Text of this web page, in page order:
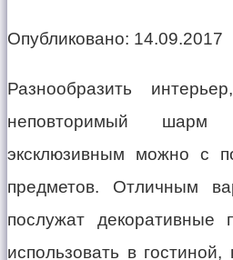
Опубликовано: 14.09.2017
Разнообразить
неповторимый
эксклюзивным можно с
предметов. Отличным
послужат
использовать в гостиной,